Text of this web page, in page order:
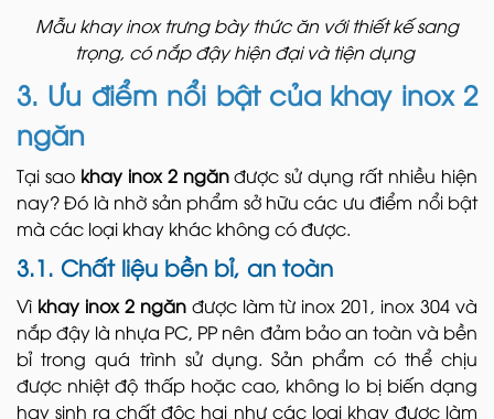
Mẫu khay inox trưng bày thức ăn với thiết kế sang
trọng, có nắp đậy hiện đại và tiện dụng
3. Ưu điểm nổi bật của khay inox 2
ngăn
Tại sao khay inox 2 ngănđược sử dụng rất nhiều hiện
nay? Đó là nhờ sản phẩm sở hữu các ưu điểm nổi bật
mà các loại khay khác không có được.
3.1. Chất liệu bền bỉ, an toàn
Vì khay inox 2 ngănđược làm từ inox 201, inox 304 và
nắp đậy là nhựa PC, PP nên đảm bảo an toàn và bền
bỉ trong quá trình sử dụng. Sản phẩm có thể chịu
được nhiệt độ thấp hoặc cao, không lo bị biến dạng
hay sinh ra chất độc hại như các loại khay được làm